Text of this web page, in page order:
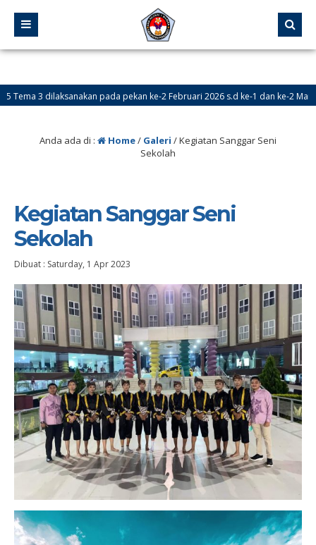
3 dilaksanakan pada pekan ke-2 Februari 2026 s.d ke-1 dan ke-2 Maret 2026
Online dibuka pada tanggal 24 Mei – 18 Juni 2026
Anda ada di : Home/ Galeri /Kegiatan Sanggar Seni
Sekolah
Kegiatan Sanggar Seni
Sekolah
Dibuat : Saturday, 1 Apr 2023